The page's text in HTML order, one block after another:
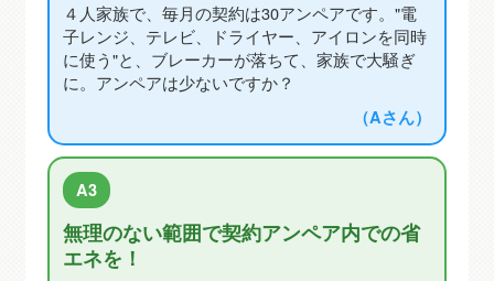
４人家族で、毎月の契約は30アンペアです。"電
子レンジ、テレビ、ドライヤー、アイロンを同時
に使う"と、ブレーカーが落ちて、家族で大騒ぎ
に。アンペアは少ないですか？
（Aさん）
A3
無理のない範囲で契約アンペア内での省
エネを！